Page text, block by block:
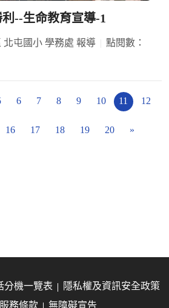
--生命教育宣導-1
北屯國小 學務處 報導
點閱數：
6 7 8 9 10 11 12
16 17 18 19 20 »
分機一覽表
隱私權及資訊安全政策
務條款
無障礙宣告